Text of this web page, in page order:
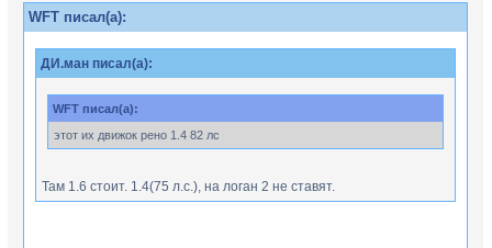
WFT писал(а):
ДИ.ман писал(а):
WFT писал(а):
этот их движок рено 1.4 82 лс
Там 1.6 стоит. 1.4(75 л.с.), на логан 2 не ставят.